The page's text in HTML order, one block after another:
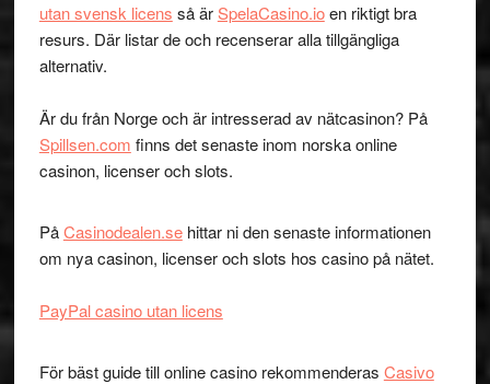
utan svensk licens så ärSpelaCasino.ioen riktigt bra
resurs. Där listar de och recenserar alla tillgängliga
alternativ.
Är du från Norge och är intresserad av nätcasinon? På
Spillsen.com finns det senaste inom norska online
casinon, licenser och slots.
PåCasinodealen.sehittar ni den senaste informationen
om nya casinon, licenser och slots hos casino på nätet.
PayPal casino utan licens
För bäst guide till online casino rekommenderas Casivo